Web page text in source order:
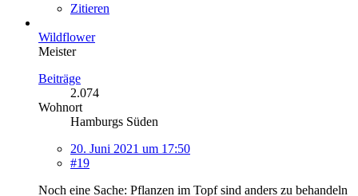
Zitieren
Wildflower
Meister
Beiträge
2.074
Wohnort
Hamburgs Süden
20. Juni 2021 um 17:50
#19
Noch eine Sache: Pflanzen im Topf sind anders zu behandeln